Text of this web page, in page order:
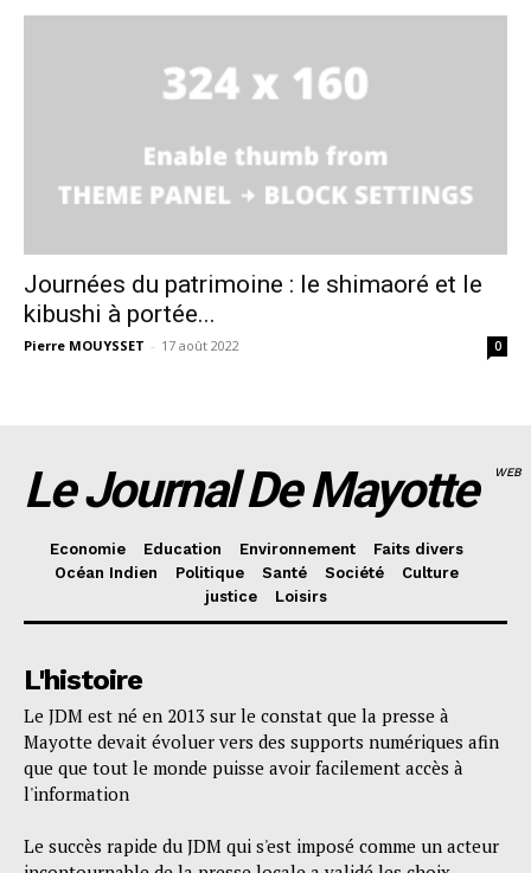
Journées du patrimoine : le shimaoré et le
kibushi à portée...
Pierre MOUYSSET - 17 août 2022 0
Le Journal De Mayotte WEB
Economie Education Environnement
Faits divers
Océan Indien
Politique Santé Société
Culture
justice
Loisirs
L'histoire
Le JDM est né en 2013 sur le constat que la presse à
Mayotte devait évoluer vers des supports numériques afin
que que tout le monde puisse avoir facilement accès à
l'information
Le succès rapide du JDM qui s'est imposé comme un acteur